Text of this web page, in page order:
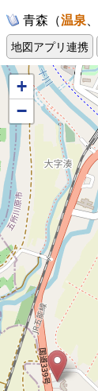
青森（温泉、
地図アプリ連携
+
−